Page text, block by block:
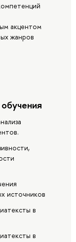
акцентом
жанров
источников
в
в